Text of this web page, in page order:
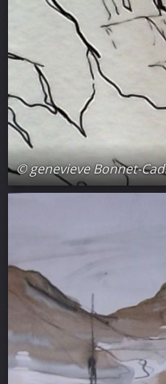
© genevieve Bonnet-